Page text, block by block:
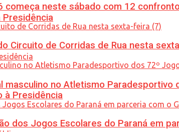
Presidência
à Presidência
começa neste sábado com 12
Circuito de Corridas de Rua nesta
no Atletismo Paradesportivo
dos Jogos Escolares do Paraná em